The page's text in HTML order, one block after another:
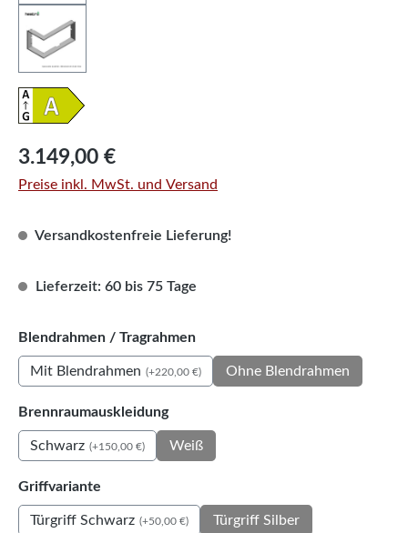
Regulärer Preis:
3.149,00 €
Preise inkl. MwSt. und Versand
Versandkostenfreie Lieferung!
Lieferzeit: 60 bis 75 Tage
Blendrahmen / Tragrahmenauswählen
Mit Blendrahmen (+220,00 €) Ohne Blendrahmen
Brennraumauskleidungauswählen
Schwarz (+150,00 €) Weiß
Griffvariante
Türgriff Schwarz (+50,00 €) Türgriff Silber